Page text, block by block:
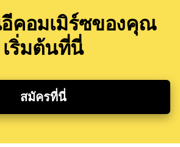
คอมเมิร์ซของคุณ
เริ่มต้นที่นี่
สมัครที่นี่